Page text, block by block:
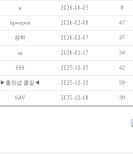
a 2026-06-05 8
fqweqwe 2026-02-08 47
장학 2026-02-07 37
aa 2026-01-17 34
SSS 2025-12-23 42
▶출장샵 콜걸◀ 2025-12-22 59
SAV 2025-12-08 39